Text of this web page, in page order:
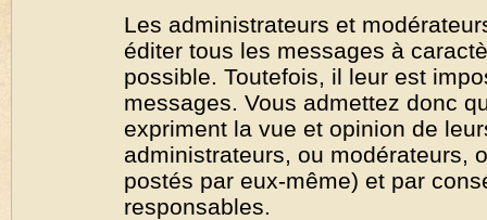
Les administrateurs et
éditer tous les messages à
possible. Toutefois, il leur est
messages. Vous admettez donc
expriment la vue et opinion de
administrateurs, ou modérateurs,
postés par eux-même) et par
responsables.